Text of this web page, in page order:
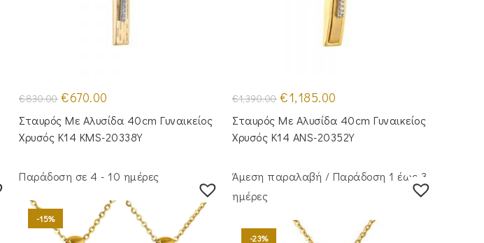
€830.00 Original
price
was:
€830.00.
€670.00
τιμή
είναι:
€670.00.
Σταυρός Με Αλυσίδα 40cm Γυναικείος
Χρυσός Κ14 KMS-20338Y
€1,390.00 Original
price
was:
€1,390.00.
€1,185.00
τιμή
είναι:
€1,185.00.
Σταυρός Με Αλυσίδα 40cm Γυναικείος
Χρυσός Κ14 ANS-20352Y
Παράδοση σε 4 - 10 ημέρες
-15%
Άμεση παραλαβή / Παράδoση 1 έως 3
ημέρες
-23%